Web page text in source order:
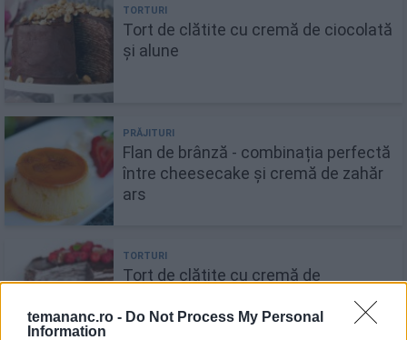
temananc.ro - Do Not Process My Personal
Information
Tort de clătite cu cremă de ciocolată
și alune
Flan de brânză - combinația perfectă
între cheesecake și cremă de zahăr
ars
Tort de clătite cu cremă de